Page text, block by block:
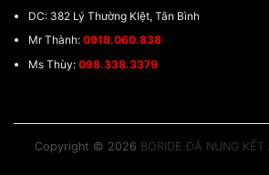
DC: 382 Lý Thường KIệt, Tân Bình
Mr Thành: 0918.060.838
Ms Thùy: 098.338.3379
Copyright © 2026 BORIDE ĐÁ NUNG KẾT